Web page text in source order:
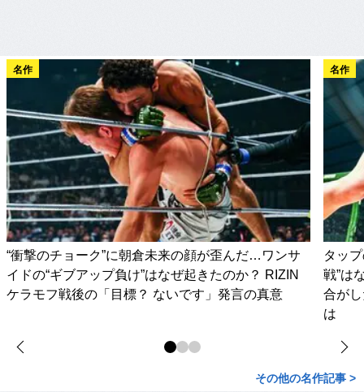
名作
“衝撃のチョーク”に朝倉未来の顔が歪んだ…ワンサ
イドの“ギブアップ負け”はなぜ起きたのか？ RIZIN
ケラモフ戦後の「目標？ ないです」発言の真意
名作
タッ
戦”は
合が
は
その他の名作記事 >